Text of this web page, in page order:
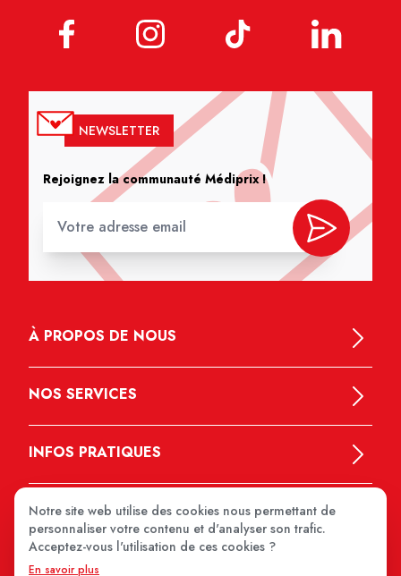
NEWSLETTER
Rejoignez la communauté Médiprix !
À PROPOS DE NOUS
NOS SERVICES
INFOS PRATIQUES
Notre site web utilise des cookies nous permettant de
personnaliser votre contenu et d'analyser son trafic.
Acceptez-vous l'utilisation de ces cookies ?
En savoir plus